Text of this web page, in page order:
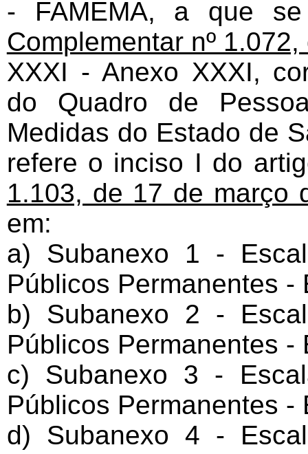
- FAMEMA, a que
Complementar nº
XXXI - Anexo XXXI,
do Quadro de
Medidas do Estado de
refere o inciso I do
1.103, de 17 de março
em:
a) Subanexo 1 -
Públicos Permanentes -
b) Subanexo 2 -
Públicos Permanentes -
c) Subanexo 3 -
Públicos Permanentes -
d) Subanexo 4 -